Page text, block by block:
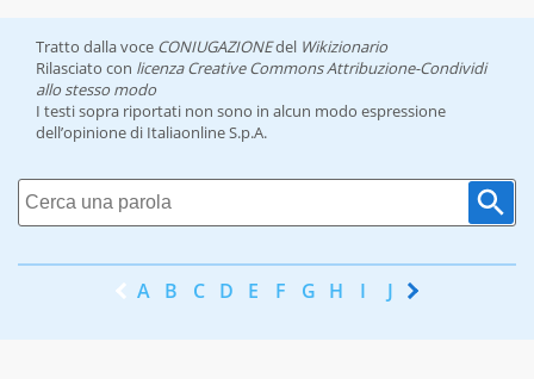
Tratto dalla voce CONIUGAZIONEdel Wikizionario
Rilasciato con licenza Creative Commons Attribuzione-Condividi
allo stesso modo
I testi sopra riportati non sono in alcun modo espressione
dell’opinione di Italiaonline S.p.A.
A B C D E F G H I J K